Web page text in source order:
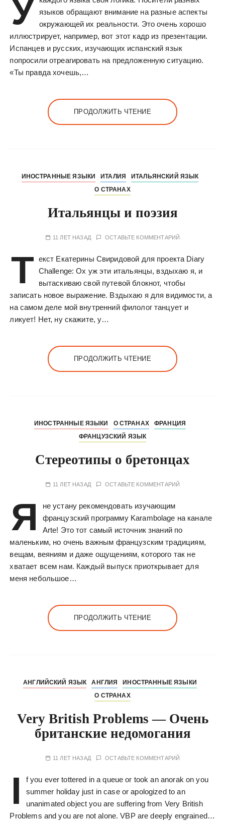
У языков обращают внимание на разные аспекты
окружающей их реальности. Это очень хорошо
иллюстрирует, например, вот этот кадр из презентации.
Испанцев и русских, изучающих испанский язык
попросили отреагировать на предложенную ситуацию.
«Ты правда хочешь,…
ПРОДОЛЖИТЬ ЧТЕНИЕ
ИНОСТРАННЫЕ ЯЗЫКИ ИТАЛИЯ
ИТАЛЬЯНСКИЙ ЯЗЫК
О СТРАНАХ
Итальянцы и поэзия
11 ЛЕТ НАЗАД ОСТАВЬТЕ КОММЕНТАРИЙ
Т екст Екатерины Свиридовой для проекта Diary
Challenge: Ох уж эти итальянцы, вздыхаю я, и
вытаскиваю свой путевой блокнот, чтобы
записать новое выражение. Вздыхаю я для видимости, а
на самом деле мой внутренний филолог танцует и
ликует! Нет, ну скажите, у…
ПРОДОЛЖИТЬ ЧТЕНИЕ
ИНОСТРАННЫЕ ЯЗЫКИ О СТРАНАХ
ФРАНЦИЯ
ФРАНЦУЗСКИЙ ЯЗЫК
Стереотипы о бретонцах
11 ЛЕТ НАЗАД ОСТАВЬТЕ КОММЕНТАРИЙ
Я
не устану рекомендовать изучающим
французский программу Karambolage на канале
Arte! Это тот самый источник знаний по
маленьким, но очень важным французским традициям,
вещам, веяниям и даже ощущениям, которого так не
хватает всем нам. Каждый выпуск приоткрывает для
меня небольшое…
ПРОДОЛЖИТЬ ЧТЕНИЕ
АНГЛИЙСКИЙ ЯЗЫК АНГЛИЯ
ИНОСТРАННЫЕ ЯЗЫКИ
О СТРАНАХ
Very British Problems — Очень
британские недомогания
11 ЛЕТ НАЗАД ОСТАВЬТЕ КОММЕНТАРИЙ
I
f you ever tottered in a queue or took an anorak on you
summer holiday just in case or apologized to an
unanimated object you are suffering from Very British
Problems and you are not alone. VBP are deeply engrained…